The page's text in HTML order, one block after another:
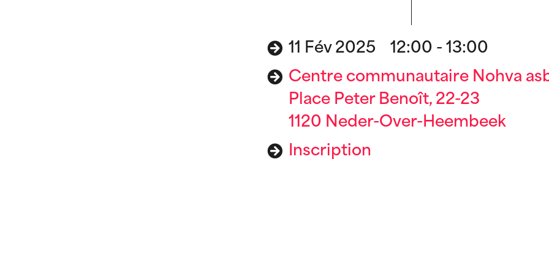
11 Fév 2025 12:00 - 13:00
Centre communautaire Nohva
Place Peter Benoît, 22-23
1120 Neder-Over-Heembeek
Inscription